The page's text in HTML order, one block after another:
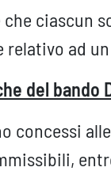
ciascun
relativo ad un
del bando
concessi